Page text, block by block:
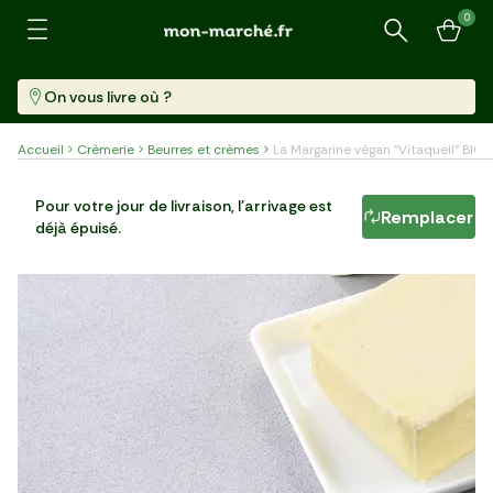
Recherche
0
On vous livre où ?
Accueil Crèmerie Beurres et crèmes La Margarine végan "Vitaquell" BIO
Pièce (250 G) 19,96 €/kg
Pour votre jour de livraison, l'arrivage est
déjà épuisé.
Remplacer